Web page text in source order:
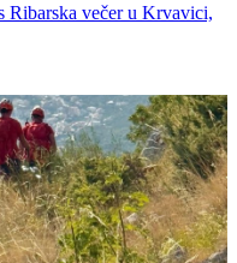
večer u Krvavici,